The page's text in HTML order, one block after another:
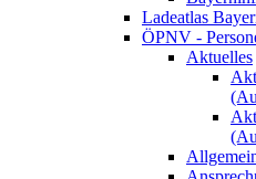
Ladeatlas
ÖPNV -
Aktuelles